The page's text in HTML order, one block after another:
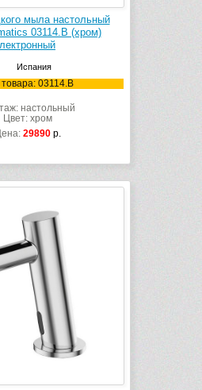
мыла настольный
03114.B (хром)
Испания
товара: 03114.B
настольный
Цвет: хром
29890 р.